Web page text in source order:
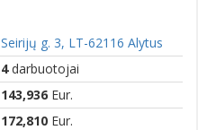
Seirijų g. 3, LT-62116 Alytus
4darbuotojai
143,936 Eur.
172,810 Eur.